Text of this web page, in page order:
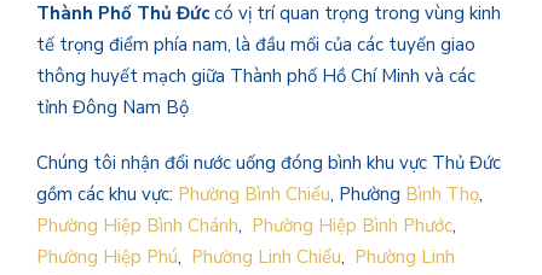
Thành Phố Thủ Đức có vị trí quan trọng trong vùng kinh
tế trọng điểm phía nam, là đầu mối của các tuyến giao
thông huyết mạch giữa Thành phố Hồ Chí Minh và các
tỉnh Đông Nam Bộ
Chúng tôi nhận đổi nước uống đóng bình khu vực Thủ Đức
gồm các khu vực: Phường Bình Chiểu, Phường Bình Thọ,
Phường Hiệp Bình Chánh, Phường Hiệp Bình Phước,
Phường Hiệp Phú, Phường Linh Chiểu, Phường Linh